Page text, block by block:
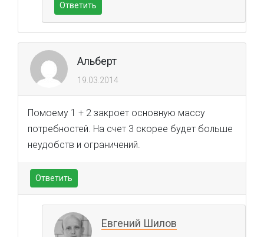
Ответить
Альберт
19.03.2014
Помоему 1 + 2 закроет основную массу
потребностей. На счет 3 скорее будет больше
неудобств и ограничений.
Ответить
Евгений Шилов